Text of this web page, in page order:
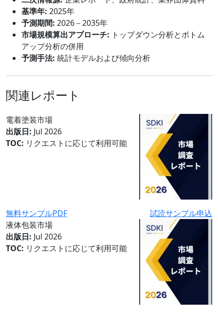
基準年: 2025年
予測期間: 2026－2035年
市場規模算出アプローチ: トップダウン分析とボトム
アップ分析の併用
予測手法: 統計モデルおよび傾向分析
関連レポート
電着塗装市場
出版日: Jul 2026
TOC: リクエストに応じて利用可能
無料サンプルPDF
試読サンプル申込
液体包装市場
出版日: Jul 2026
TOC: リクエストに応じて利用可能